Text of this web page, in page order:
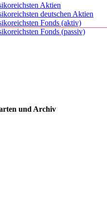
Aktien
deutschen Aktien
Fonds (aktiv)
Fonds (passiv)
und Archiv